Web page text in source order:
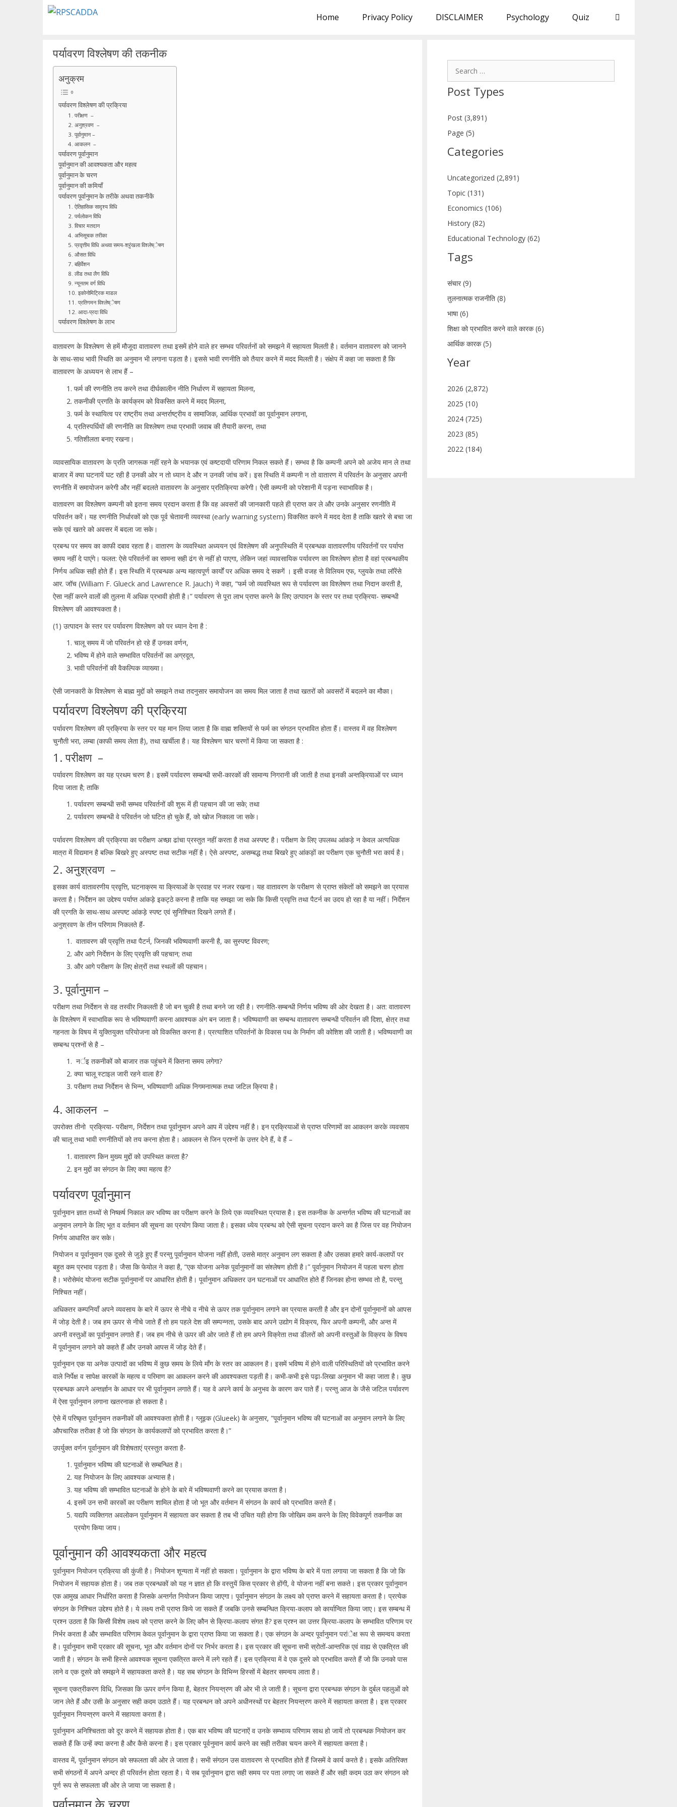
Home Privacy Policy DISCLAIMER Psychology Quiz
पर्यावरण विश्लेषण की तकनीक
अनुक्रम
पर्यावरण विश्लेषण की प्रक्रिया
1. परीक्षण –
2. अनुश्रवण –
3. पूर्वानुमान –
4. आकलन –
पर्यावरण पूर्वानुमान
पूर्वानुमान की आवश्यकता और महत्व
पूर्वानुमान के चरण
पूर्वानुमान की कमियाँ
पर्यावरण पूर्वानुमान के तरीके अथवा तकनीकें
1. ऐतिहासिक सादृश्य विधि
2. पर्यलोकन विधि
3. विचार मतदान
4. अभिसूचक तरीका
5. प्रवृत्तीय विधि अथवा समय-श्रृंखला विश्लेष्ेषण
6. औसत विधि
7. बहिर्वेशन
8. लीड तथा लैग विधि
9. न्यूनतम वर्ग विधि
10. इकोनोमिट्रिक माडल
11. प्रतिगमन विश्लेष्ेषण
12. आदा-प्रदा विधि
पर्यावरण विश्लेषण के लाभ
वातावरण के विश्लेषण से हमें मौजूदा वातावरण तथा इसमें होने वाले हर सम्भव परिवर्तनों को समझने में सहायता मिलती है। वर्तमान वातावरण को जानने
के साथ-साथ भावी स्थिति का अनुमान भी लगाना पड़ता है। इससे भावी रणनीति को तैयार करने में मदद मिलती है। संक्षेप में कहा जा सकता है कि
वातावरण के अध्ययन से लाभ हैं –
फर्म की रणनीति तय करने तथा दीर्घकालीन नीति निर्धारण में सहायता मिलना,
तकनीकी प्रगति के कार्यक्रम को विकसित करने में मदद मिलना,
फर्म के स्थायित्व पर राष्ट्रीय तथा अन्तर्राष्ट्रीय व सामाजिक, आर्थिक प्रभावों का पूर्वानुमान लगाना,
प्रतिस्पर्धियों की रणनीति का विश्लेषण तथा प्रभावी जवाब की तैयारी करना, तथा
गतिशीलता बनाए रखना।
व्यावसायिक वातावरण के प्रति जागरूक नहीं रहने के भयानक एवं कष्टदायी परिणाम निकल सकते हैं। सम्भव है कि कम्पनी अपने को अजेय मान ले तथा
बाजार में क्या घटनायें घट रही है उनकी ओर न तो ध्यान दे और न उनकी जांच करें। इस स्थिति में कम्पनी न तो वातारण में परिवर्तन के अनुसार अपनी
रणनीति में समायोजन करेगी और नहीं बदलते वातावरण के अनुसार प्रतिक्रिया करेगी। ऐसी कम्पनी को परेशानी में पड़ना स्वाभाविक है।
वातावरण का विश्लेषण कम्पनी को इतना समय प्रदान करता है कि वह अवसरों की जानकारी पहले ही प्राप्त कर ले और उनके अनुसार रणनीति में
परिवर्तन करें। यह रणनीति निर्धारकों को एक पूर्व चेतावनी व्यवस्था (early warning system) विकसित करने में मदद देता है ताकि खतरे से बचा जा
सके एवं खतरे को अवसर में बदला जा सके।
प्रबन्ध पर समय का काफी दबाव रहता है। वातारण के व्यवस्थित अध्ययन एवं विश्लेषण की अनुपस्थिति में प्रबन्धक वातावरणीय परिवर्तनों पर पर्याप्त
समय नहीं दे पाएंगे। फलत: ऐसे परिवर्तनों का सामना सही ढंग से नहीं हो पाएगा, लेकिन जहां व्यावसायिक पर्यावरण का विश्लेषण होता है वहां प्रबन्धकीय
निर्णय अधिक सही होते हैं। इस स्थिति में प्रबन्धक अन्य महत्वपूर्ण कार्यों पर अधिक समय दे सकगें । इसी वजह से विलियम एफ, ग्लुयके तथा लॉरेंसे
आर. जॉच (William F. Glueck and Lawrence R. Jauch) ने कहा, “फर्म जो व्यवस्थित रूप से पर्यावरण का विश्लेषण तथा निदान करती है,
ऐसा नहीं करने वालों की तुलना में अधिक प्रभावी होती है।” पर्यावरण से पूरा लाभ प्राप्त करने के लिए उत्पादन के स्तर पर तथा प्रक्रिया- सम्बन्धी
विश्लेषण की आवश्यकता है।
(1) उत्पादन के स्तर पर पर्यावरण विश्लेषण को पर ध्यान देना है :
चालू समय में जो परिवर्तन हो रहे हैं उनका वर्णन,
भविष्य में होने वाले सम्भावित परिवर्तनों का अग्रदूत,
भावी परिवर्तनों की वैकल्पिक व्याख्या।
ऐसी जानकारी के विश्लेषण से बाह्म मुद्दों को समझने तथा तदनुसार समायोजन का समय मिल जाता है तथा खतरों को अवसरों में बदलने का मौका।
पर्यावरण विश्लेषण की प्रक्रिया
पर्यावरण विश्लेषण की प्रक्रिया के स्तर पर यह मान लिया जाता है कि वाह्म शक्तियों से फर्म का संगठन प्रभावित होता हैं। वास्तव में वह विश्लेषण
चुनौती भरा, लम्बा (काफी समय लेता है), तथा खर्चीला है। यह विश्लेषण चार चरणों में किया जा सकता है :
1. परीक्षण –
पर्यावरण विश्लेषण का यह प्रथम चरण है। इसमें पर्यावरण सम्बन्धी सभी-कारकों की सामान्य निगरानी की जाती है तथा इनकी अन्तक्रियाओं पर ध्यान
दिया जाता है; ताकि
पर्यावरण सम्बन्धी सभी सम्भव परिवर्तनों की शुरू में ही पहचान की जा सके; तथा
पर्यावरण सम्बन्धी वे परिवर्तन जो घटित हो चुके हैं, को खोज निकाला जा सके।
पर्यावरण विश्लेषण की प्रक्रिया का परीक्षण अच्छा ढांचा प्रस्तुत नहीं करता है तथा अस्पष्ट है। परीक्षण के लिए उपलब्ध आंकड़े न केवल अत्यधिक
मात्रा में विद्यमान है बल्कि बिखरे हुए अस्पष्ट तथा सटीक नहीं है। ऐसे अस्पष्ट, असम्बद्ध तथा बिखरे हुए आंकड़ों का परीक्षण एक चुनौती भरा कार्य है।
2. अनुश्रवण –
इसका कार्य वातावरणीय प्रवृत्ति, घटनाक्रम या क्रियाओं के प्रवाह पर नजर रखना। यह वातावरण के परीक्षण से प्राप्त संकेतों को समझने का प्रयास
करता है। निर्देशन का उद्देश्य पर्याप्त आंकड़े इकट्ठे करना है ताकि यह समझा जा सके कि किसी प्रवृत्ति तथा पैटर्न का उदय हो रहा है या नहीं। निर्देशन
की प्रगति के साथ-साथ अस्पष्ट आंकड़े स्पष्ट एवं सुनिश्चित दिखने लगते हैं।
अनुश्रवण के तीन परिणाम निकलते हैं-
वातावरण की प्रवृत्ति तथा पैटर्न, जिनकी भविष्यवाणी करनी है, का सुस्पष्ट विवरण;
और आगे निर्देशन के लिए प्रवृत्ति की पहचान; तथा
और आगे परीक्षण के लिए क्षेत्रों तथा स्थलों की पहचान।
3. पूर्वानुमान –
परीक्षण तथा निर्देशन से वह तस्वीर निकलती है जो बन चुकी है तथा बनने जा रही है। रणनीति-सम्बन्धी निर्णय भविष्य की ओर देखता है। अत: वातावरण
के विश्लेषण में स्वाभाविक रूप से भविष्यवाणी करना आवश्यक अंग बन जाता है। भविष्यवाणी का सम्बन्ध वातावरण सम्बन्धी परिवर्तन की दिशा, क्षेत्र तथा
गहनता के विषय में युक्तियुक्त परियोजना को विकसित करना है। प्रत्याशित परिवर्तनों के विकास पथ के निर्माण की कोशिश की जाती है। भविष्यवाणी का
सम्बन्ध प्रश्नों से है –
नर्इ तकनीकों को बाजार तक पहुंचने में कितना समय लगेगा?
क्या चालू स्टाइल जारी रहने वाला है?
परीक्षण तथा निर्देशन से भिन्न, भविष्यवाणी अधिक निगमनात्मक तथा जटिल क्रिया है।
4. आकलन –
उपरोक्त तीनो प्रक्रिया- परीक्षण, निर्देशन तथा पूर्वानुमान अपने आप में उद्देश्य नहीं है। इन प्रक्रियाओं से प्राप्त परिणामों का आकलन करके व्यवसाय
की चालू तथा भावी रणनीतियों को तय करना होता है। आकलन से जिन प्रश्नों के उत्तर देने हैं, वे हैं –
वातावरण किन मुख्य मुद्दों को उपस्थित करता है?
इन मुद्दों का संगठन के लिए क्या महत्व है?
पर्यावरण पूर्वानुमान
पूर्वानुमान ज्ञात तथ्यों से निष्कर्ष निकाल कर भविष्य का परीक्षण करने के लिये एक व्यवस्थित प्रयास है। इस तकनीक के अन्तर्गत भविष्य की घटनाओं का
अनुमान लगाने के लिए भूत व वर्तमान की सूचना का प्रयोग किया जाता है। इसका ध्येय प्रबन्ध को ऐसी सूचना प्रदान करने का है जिस पर वह नियोजन
निर्णय आधारित कर सके।
नियोजन व पूर्वानुमान एक दूसरे से जुड़े हुए हैं परन्तु पूर्वानुमान योजना नहीं होती, उससे मात्र अनुमान लग सकता है और उसका हमारे कार्य-कलापों पर
बहुत कम प्रभाव पड़ता है। जैसा कि फेयोल ने कहा है, “एक योजना अनेक पूर्वानुमानों का संश्लेषण होती है।” पूर्वानुमान नियोजन में पहला चरण होता
है। भरोसेमंद योजना सटीक पूर्वानुमानों पर आधारित होती है। पूर्वानुमान अधिकतर उन घटनाओं पर आधारित होते हैं जिनका होना सम्भव तो है, परन्तु
निश्चित नहीं।
अधिकतर कम्पनियाँ अपने व्यवसाय के बारे में ऊपर से नीचे व नीचे से ऊपर तक पूर्वानुमान लगाने का प्रयास करती है और इन दोनों पूर्वानुमानों को आपस
में जोड़ देती है। जब हम ऊपर से नीचे जाते हैं तो हम पहले देश की सम्पन्नता, उसके बाद अपने उद्योग में विक्रय, फिर अपनी कम्पनी, और अन्त में
अपनी वस्तुओं का पूर्वानुमान लगाते हैं। जब हम नीचे से ऊपर की ओर जाते हैं तो हम अपने विक्रेता तथा डीलरों को अपनी वस्तुओं के विक्रय के विषय
में पूर्वानुमान लगाने को कहते हैं और उनको आपस में जोड़ देते हैं।
पूर्वानुमान एक या अनेक उत्पादों का भविष्य में कुछ समय के लिये माँग के स्तर का आकलन है। इसमें भविष्य में होने वाली परिस्थितियों को प्रभावित करने
वाले निर्पेक्ष व सापेक्ष कारकों के महत्व व परिमाण का आकलन करने की आवश्यकता पड़ती है। कभी-कभी इसे पढ़ा-लिखा अनुमान भी कहा जाता है। कुछ
प्रबन्धक अपने अन्तर्ज्ञान के आधार पर भी पूर्वानुमान लगाते हैं। यह वे अपने कार्य के अनुभव के कारण कर पाते हैं। परन्तु आज के जैसे जटिल पर्यावरण
में ऐसा पूर्वानुमान लगाना खतरनाक हो सकता है।
ऐसे में परिष्कृत पूर्वानुमान तकनीकों की आवश्यकता होती है। ग्लूइक (Glueek) के अनुसार, “पूर्वानुमान भविष्य की घटनाओं का अनुमान लगाने के लिए
औपचारिक तरीका है जो कि संगठन के कार्यकलापों को प्रभावित करता है।”
उपर्युक्त वर्णन पूर्वानुमान की विशेषताएं प्रस्तुत करता है-
पूर्वानुमान भविष्य की घटनाओं से सम्बन्धित है।
यह नियोजन के लिए आवश्यक अभ्यास है।
यह भविष्य की सम्भावित घटनाओं के होने के बारे में भविष्यवाणी करने का प्रयास करता है।
इसमें उन सभी कारकों का परीक्षण शामिल होता है जो भूत और वर्तमान में संगठन के कार्य को प्रभावित करते हैं।
यद्यपि व्यक्तिगत अवलोकन पूर्वानुमान में सहायता कर सकता है तब भी उचित यही होगा कि जोखिम कम करने के लिए विवेकपूर्ण तकनीक का
प्रयोग किया जाय।
पूर्वानुमान की आवश्यकता और महत्व
पूर्वानुमान नियोजन प्रक्रिया की कुंजी है। नियोजन शून्यता में नहीं हो सकता। पूर्वानुमान के द्वारा भविष्य के बारे में पता लगाया जा सकता है कि जो कि
नियोजन में सहायक होता है। जब तक प्रबन्धकों को यह न ज्ञात हो कि वस्तुयें किस प्रकार से होंगी, वे योजना नहीं बना सकते। इस प्रकार पूर्वानुमान
एक आमुख आधार निर्धारित करता है जिसके अन्तर्गत नियोजन किया जाएगा। पूर्वानुमान संगठन के लक्ष्य को प्राप्त करने में सहायता करता है। प्रत्येक
संगठन के निश्चित उद्देश्य होते है। ये लक्ष्य तभी प्राप्त किये जा सकते हैं जबकि उनसे सम्बन्धित क्रिया-कलाप को कार्यान्वित किया जाए। इस सम्बन्ध में
प्रश्न उठता है कि किसी विशेष लक्ष्य को प्राप्त करने के लिए कौन से क्रिया-कलाप संगत है? इस प्रश्न का उत्तर क्रिया-कलाप के सम्भावित परिणाम पर
निर्भर करता है और सम्भावित परिणाम केवल पूर्वानुमान के द्वारा प्राप्त किया जा सकता है। एक संगठन के अन्दर पूर्वानुमान परांेक्ष रूप से समन्वय करता
है। पूर्वानुमान सभी प्रकार की सूचना, भूत और वर्तमान दोनों पर निर्भर करता है। इस प्रकार की सूचना सभी स्रोतों-आन्तरिक एवं वाह्य से एकत्रित की
जाती है। संगठन के सभी हिस्से आवश्यक सूचना एकत्रित करने में लगे रहते हैं। इस प्रक्रिया में वे एक दूसरे को प्रभावित करते हैं जो कि उनको पास
लाने व एक दूसरे को समझने में सहायकता करते है। यह सब संगठन के विभिन्न हिस्सों में बेहतर समन्वय लाता है।
सूचना एकत्रीकरण विधि, जिसका कि ऊपर वर्णन किया है, बेहतर नियन्त्रण की ओर भी ले जाती है। सूचना द्वारा प्रबन्धक संगठन के दुर्बल पहलुओं को
जान लेते हैं और उसी के अनुसार सही कदम उठाते हैं। यह प्रबन्धन को अपने अधीनस्थों पर बेहतर नियन्त्रण करने में सहायता करता है। इस प्रकार
पूर्वानुमान नियन्त्रण करने में सहायता करता है।
पूर्वानुमान अनिश्चितता को दूर करने में सहायक होता है। एक बार भविष्य की घटनाऐं व उनके सम्भाव्य परिणाम साथ हो जायें तो प्रबन्धक नियोजन कर
सकते हैं कि उन्हें क्या करना है और कैसे करना है। इस प्रकार पूर्वनुमान कार्य करने का सही तरीका चयन करने में सहायता करता है।
वास्तव में, पूर्वानुमान संगठन को सफलता की ओर ले जाता है। सभी संगठन उस वातावरण से प्रभावित होते हैं जिसमें वे कार्य करते है। इसके अतिरिक्त
सभी संगठनों में अपने अन्दर ही परिवर्तन होता रहता है। ये सब पूर्वानुमान द्वारा सही समय पर पता लगाए जा सकते हैं और सही कदम उठा कर संगठन को
पूर्ण रूप से सफलता की ओर ले जाया जा सकता है।
Post Types
Post (3,891)
Page (5)
Categories
Uncategorized (2,891)
Topic (131)
Economics (106)
History (82)
Educational Technology (62)
Tags
संचार (9)
तुलनात्मक राजनीति (8)
भाषा (6)
शिक्षा को प्रभावित करने वाले कारक (6)
आर्थिक कारक (5)
Year
2026 (2,872)
2025 (10)
2024 (725)
2023 (85)
2022 (184)